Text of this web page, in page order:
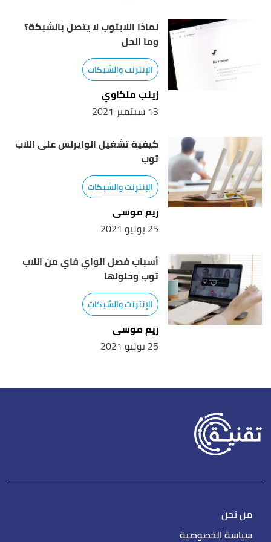
لماذا اللابتوب لا يتصل بالشبكة؟
وما الحل
الإنترنت والشبكات
زينب ملكاوي
13 سبتمبر 2021
كيفية تشغيل الوايرلس على اللاب
توب
الإنترنت والشبكات
ريم موسى
25 يوليو 2021
أسباب فصل الواي فاي من اللاب
توب وحلولها
الإنترنت والشبكات
ريم موسى
25 يوليو 2021
من نحن
سياسة الخصوصية